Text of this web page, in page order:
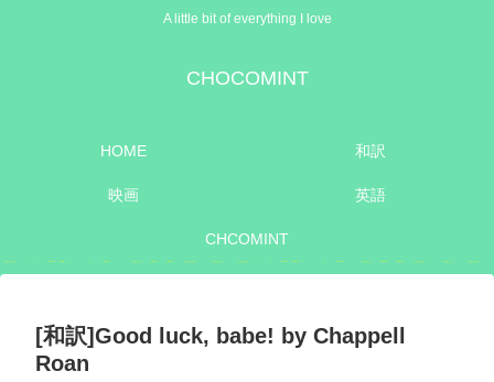
A little bit of everything I love
CHOCOMINT
HOME 和訳
映画 英語
CHCOMINT
[和訳]Good luck, babe! by Chappell
Roan